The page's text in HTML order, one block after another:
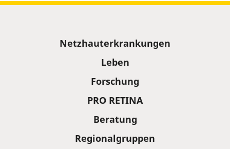
Netzhauterkrankungen
Leben
Forschung
PRO RETINA
Beratung
Regionalgruppen